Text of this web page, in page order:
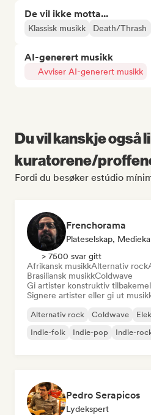
De vil ikke motta...
Klassisk musikk Death/Thrash
AI-generert musikk
Avviser AI-generert musikk
Du vil kanskje også
kuratorene/
Fordi du besøker estúdio
Frenchorama
> 7500 svar gitt
Afrikansk musikkAlternativ rock
Brasiliansk musikkColdwave
Gi artister konstruktiv
Signere artister eller gi ut
Alternativ rock Coldwave
Indie-folk
Indie-pop Indie-
Pedro Serapicos
Lydekspert